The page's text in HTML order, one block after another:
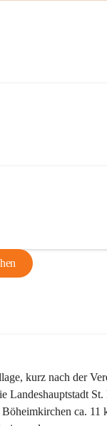
kurz nach der
Landeshauptstadt
ca.